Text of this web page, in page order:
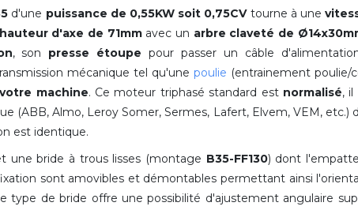
d'une puissance de 0,55KW soit 0,75CVtourne à une
hauteur d'axe de 71mmavec un arbre claveté de
, son presse étoupe pour passer un câble
mécanique tel qu'unepoulie (entrainement poulie/
machine. Ce moteur triphasé standard est normalisé,
(ABB, Almo, Leroy Somer, Sermes, Lafert, Elvem, VEM, etc.)
est identique.
une bride à trous lisses (montage B35-FF130) dont
sont amovibles et démontables permettant ainsi
type de bride offre une possibilité d'ajustement angulaire